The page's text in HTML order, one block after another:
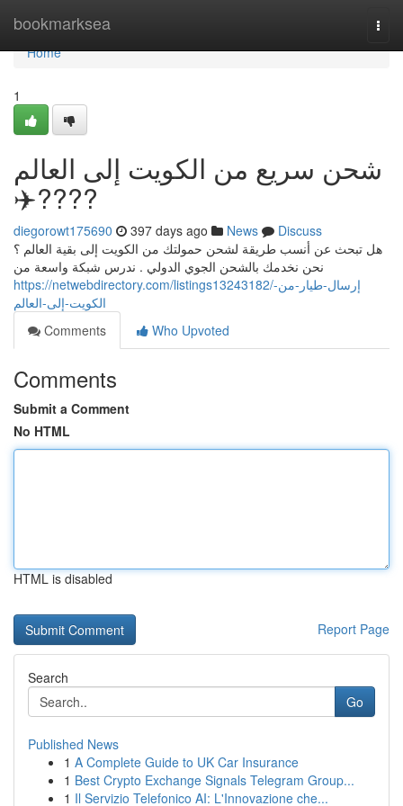
bookmarksea
Home
Home
1
شحن سريع من الكويت إلى العالم
✈️????
diegorowt175690 397 days ago News
Discuss
هل تبحث عن أنسب طريقة لشحن حمولتك من الكويت إلى بقية العالم ؟
نحن نخدمك بالشحن الجوي الدولي . ندرس شبكة واسعة من
https://netwebdirectory.com/listings13243182/إرسال-طيار-من-
الكويت-إلى-العالم
Comments
Who Upvoted
Comments
Submit a Comment
No HTML
HTML is disabled
Report Page
Search
Go
Published News
1 A Complete Guide to UK Car Insurance
1 Best Crypto Exchange Signals Telegram Group...
1 Il Servizio Telefonico AI: L'Innovazione che...